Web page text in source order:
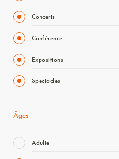
Concerts
Conférence
Expositions
Spectacles
Âges
Adulte